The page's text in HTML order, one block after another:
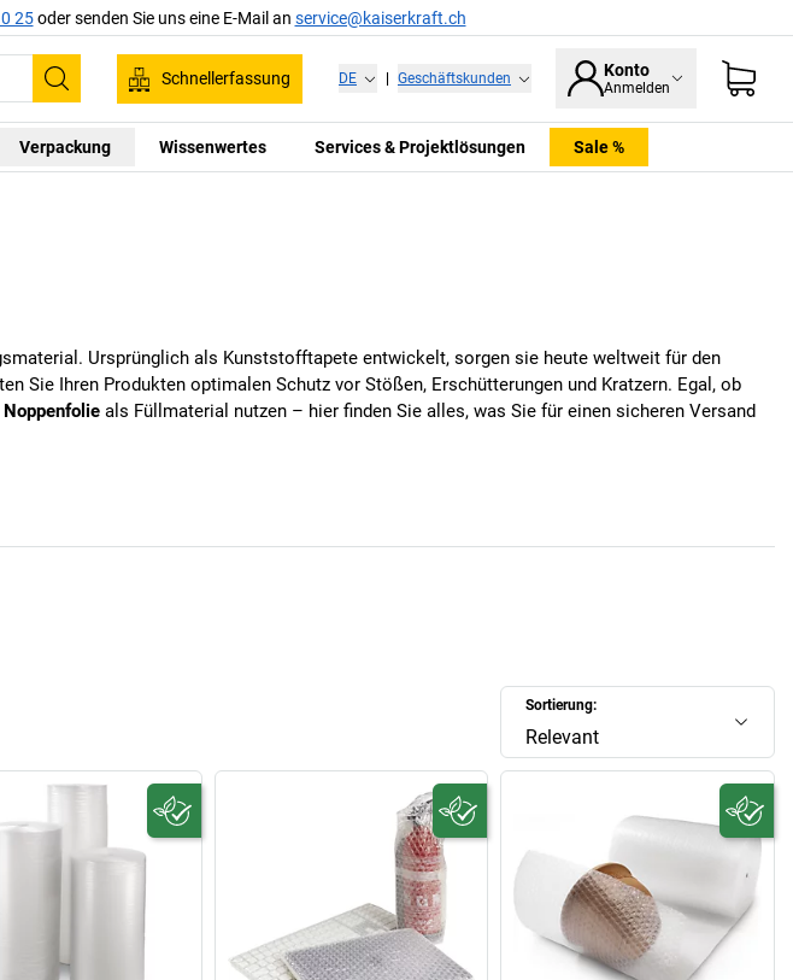
25oder senden Sie uns eine E-Mail an service@kaiserkraft.ch
Suchen
Schnellerfassung DE Geschäftskunden Konto
Anmelden
Verpackung Wissenwertes Services & Projektlösungen Sale %
. Ursprünglich als Kunststofftapete entwickelt, sorgen sie heute weltweit für den
Sie Ihren Produkten optimalen Schutz vor Stößen, Erschütterungen und Kratzern. Egal, ob
Noppenfolie als Füllmaterial nutzen – hier finden Sie alles, was Sie für einen sicheren Versand
Sortierung:
Relevant